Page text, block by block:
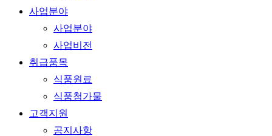
사업분야
사업분야
사업비전
취급품목
식품원료
식품첨가물
고객지원
공지사항